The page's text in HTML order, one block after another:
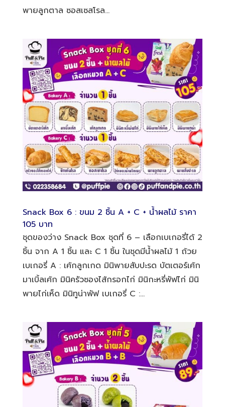
พายลูกตาล ซอสเซสโรล...
Snack Box 6 : ขนม 2 ชิ้น A + C + น้ำผลไม้ ราคา
105 บาท
ชุดของว่าง Snack Box ชุดที่ 6 – เลือกเบเกอรี่ได้ 2
ชิ้น จาก A 1 ชิ้น และ C 1 ชิ้น ในชุดมีน้ำผลไม้ 1 ถ้วย
เบเกอรี่ A : เค้กลูกเกด มินิพายสับปะรด บัตเตอร์เค้ก
มาเบิ้ลเค้ก มินิครัวซองไส้กรอกไก่ มินิกะหรี่พัฟไก่ มินิ
พายไก่เห็ด มินิทูน่าพัฟ เบเกอรี่ C :...